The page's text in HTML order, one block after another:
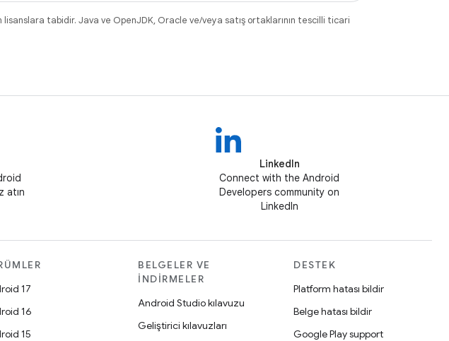
lisanslara tabidir. Java ve OpenJDK, Oracle ve/veya satış ortaklarının tescilli ticari
atın
LinkedIn
Connect with the Android
Developers community on
LinkedIn
17
16
15
BELGELER VE
İNDIRMELER
Android Studio kılavuzu
Geliştirici kılavuzları
DESTEK
Platform hatası bildir
Belge hatası bildir
Google Play support